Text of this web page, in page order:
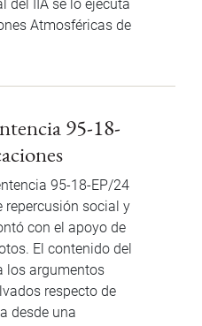
del IIA se lo ejecuta
Atmosféricas de
95-18-
95-18-EP/24
repercusión social y
con el apoyo de
El contenido del
los argumentos
respecto de
desde una